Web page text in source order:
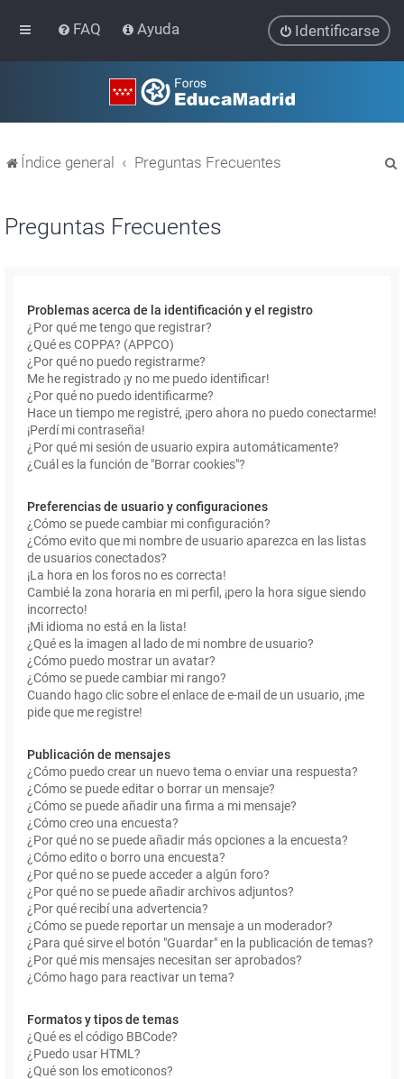
FAQ Ayuda Identificarse
Índice general Preguntas Frecuentes
Preguntas Frecuentes
Problemas acerca de la identificación y el registro
¿Por qué me tengo que registrar?
¿Qué es COPPA? (APPCO)
¿Por qué no puedo registrarme?
Me he registrado ¡y no me puedo identificar!
¿Por qué no puedo identificarme?
Hace un tiempo me registré, ¡pero ahora no puedo conectarme!
¡Perdí mi contraseña!
¿Por qué mi sesión de usuario expira automáticamente?
¿Cuál es la función de "Borrar cookies"?
Preferencias de usuario y configuraciones
¿Cómo se puede cambiar mi configuración?
¿Cómo evito que mi nombre de usuario aparezca en las listas
de usuarios conectados?
¡La hora en los foros no es correcta!
Cambié la zona horaria en mi perfil, ¡pero la hora sigue siendo
incorrecto!
¡Mi idioma no está en la lista!
¿Qué es la imagen al lado de mi nombre de usuario?
¿Cómo puedo mostrar un avatar?
¿Cómo se puede cambiar mi rango?
Cuando hago clic sobre el enlace de e-mail de un usuario, ¡me
pide que me registre!
Publicación de mensajes
¿Cómo puedo crear un nuevo tema o enviar una respuesta?
¿Cómo se puede editar o borrar un mensaje?
¿Cómo se puede añadir una firma a mi mensaje?
¿Cómo creo una encuesta?
¿Por qué no se puede añadir más opciones a la encuesta?
¿Cómo edito o borro una encuesta?
¿Por qué no se puede acceder a algún foro?
¿Por qué no se puede añadir archivos adjuntos?
¿Por qué recibí una advertencia?
¿Cómo se puede reportar un mensaje a un moderador?
¿Para qué sirve el botón "Guardar" en la publicación de temas?
¿Por qué mis mensajes necesitan ser aprobados?
¿Cómo hago para reactivar un tema?
Formatos y tipos de temas
¿Qué es el código BBCode?
¿Puedo usar HTML?
¿Qué son los emoticonos?